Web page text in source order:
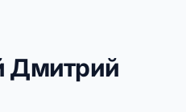
Дмитрий